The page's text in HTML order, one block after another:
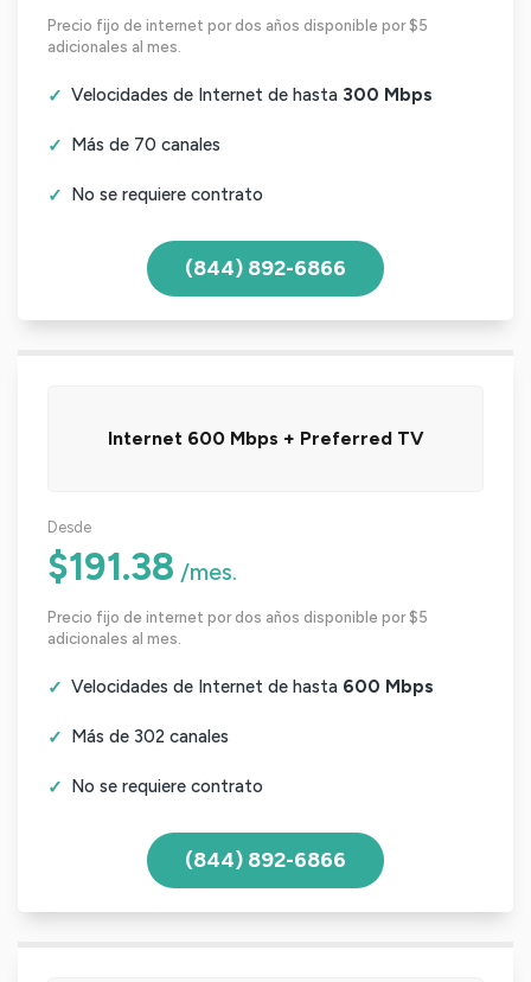
Precio fijo de internet por dos años disponible por $5
adicionales al mes.
Velocidades de Internet de hasta 300 Mbps
Más de 70 canales
No se requiere contrato
(844) 892-6866
Internet 600 Mbps + Preferred TV
Desde
$191.38 /mes.
Precio fijo de internet por dos años disponible por $5
adicionales al mes.
Velocidades de Internet de hasta 600 Mbps
Más de 302 canales
No se requiere contrato
(844) 892-6866